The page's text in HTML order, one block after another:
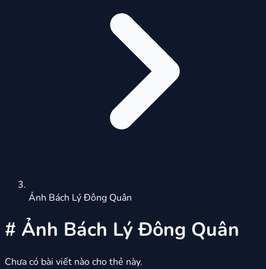
Ảnh Bách Lý Đông Quân
# Ảnh Bách Lý Đông Quân
Chưa có bài viết nào cho thẻ này.